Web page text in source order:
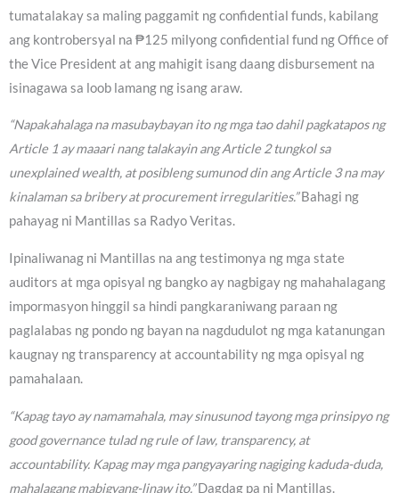
tumatalakay sa maling paggamit ng confidential funds, kabilang
ang kontrobersyal na ₱125 milyong confidential fund ng Office of
the Vice President at ang mahigit isang daang disbursement na
isinagawa sa loob lamang ng isang araw.
“Napakahalaga na masubaybayan ito ng mga tao dahil pagkatapos ng
Article 1 ay maaari nang talakayin ang Article 2 tungkol sa
unexplained wealth, at posibleng sumunod din ang Article 3 na may
kinalaman sa bribery at procurement irregularities.”Bahagi ng
pahayag ni Mantillas sa Radyo Veritas.
Ipinaliwanag ni Mantillas na ang testimonya ng mga state
auditors at mga opisyal ng bangko ay nagbigay ng mahahalagang
impormasyon hinggil sa hindi pangkaraniwang paraan ng
paglalabas ng pondo ng bayan na nagdudulot ng mga katanungan
kaugnay ng transparency at accountability ng mga opisyal ng
pamahalaan.
“Kapag tayo ay namamahala, may sinusunod tayong mga prinsipyo ng
good governance tulad ng rule of law, transparency, at
accountability. Kapag may mga pangyayaring nagiging kaduda-duda,
mahalagang mabigyang-linaw ito.”Dagdag pa ni Mantillas.